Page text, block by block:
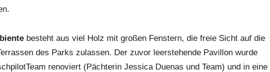
besteht aus viel Holz mit großen Fenstern, die freie Sicht auf die
des Parks zulassen. Der zuvor leerstehende Pavillon wurde
renoviert (Pächterin Jessica Duenas und Team) und in eine